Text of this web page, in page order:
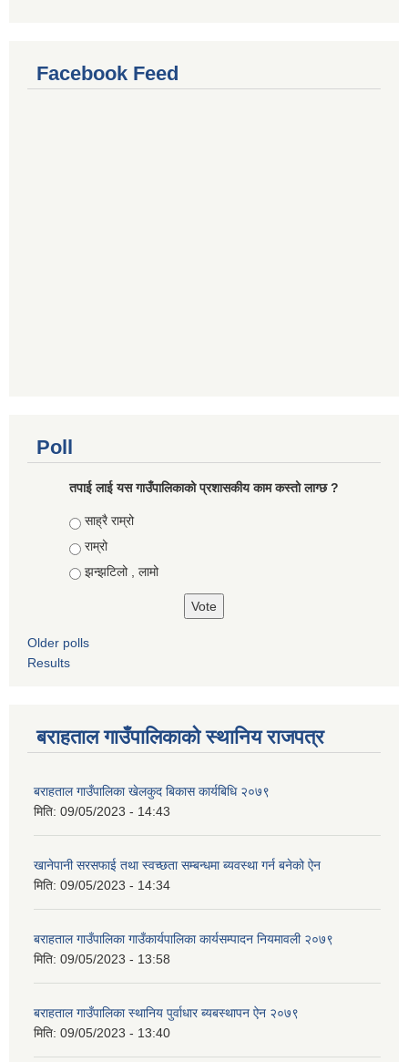
Facebook Feed
Poll
तपाई लाई यस गाउँपालिकाको प्रशासकीय काम कस्तो लाग्छ ?
Choices
साह्रै राम्रो
राम्रो
झन्झटिलो , लामो
Older polls
Results
बराहताल गाउँपालिकाको स्थानिय राजपत्र
बराहताल गाउँपालिका खेलकुद बिकास कार्यबिधि २०७९
मिति: 09/05/2023 - 14:43
खानेपानी सरसफाई तथा स्वच्छता सम्बन्धमा ब्यवस्था गर्न बनेको ऐन
मिति: 09/05/2023 - 14:34
बराहताल गाउँपालिका गाउँकार्यपालिका कार्यसम्पादन नियमावली २०७९
मिति: 09/05/2023 - 13:58
बराहताल गाउँपालिका स्थानिय पुर्वाधार ब्यबस्थापन ऐन २०७९
मिति: 09/05/2023 - 13:40